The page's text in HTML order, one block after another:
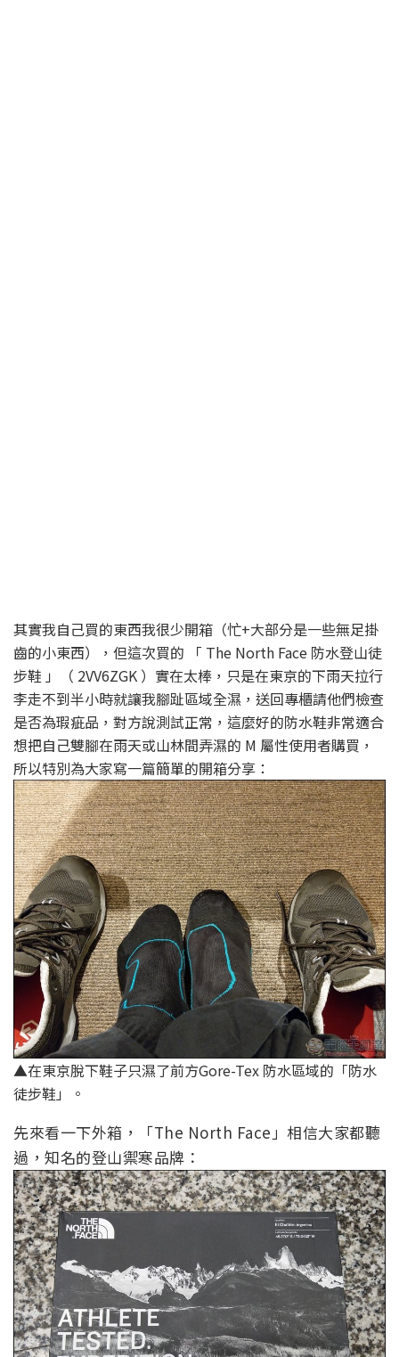
其實我自己買的東西我很少開箱（忙+大部分是一些無足掛
齒的小東西），但這次買的 「 The North Face 防水登山徒
步鞋 」（ 2VV6ZGK ）實在太棒，只是在東京的下雨天拉行
李走不到半小時就讓我腳趾區域全濕，送回專櫃請他們檢查
是否為瑕疵品，對方說測試正常，這麼好的防水鞋非常適合
想把自己雙腳在雨天或山林間弄濕的 M 屬性使用者購買，
所以特別為大家寫一篇簡單的開箱分享：
▲在東京脫下鞋子只濕了前方Gore-Tex 防水區域的「防水
徒步鞋」。
先來看一下外箱，「The North Face」相信大家都聽
過，知名的登山禦寒品牌：